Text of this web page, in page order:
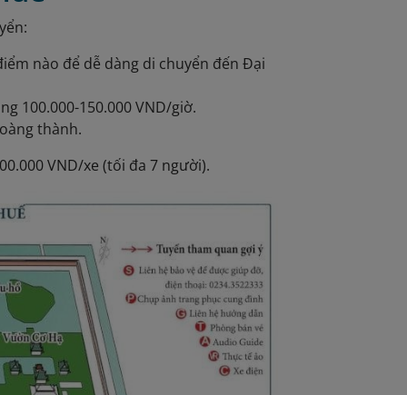
nào để dễ dàng di chuyển đến Đại
100.000-150.000 VND/giờ.
thành.
VND/xe (tối đa 7 người).